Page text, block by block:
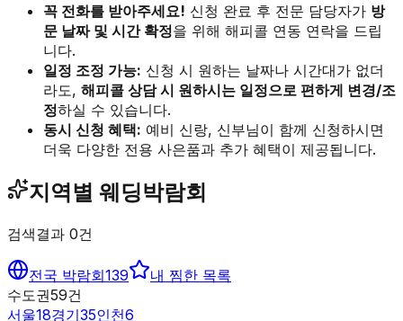
꼭 전화를 받아주세요! 신청 완료 후 전문 담당자가 방
문 날짜 및 시간 확정을 위해 해피콜 연동 연락을 드립
니다.
일정 조정 가능: 신청 시 원하는 날짜나 시간대가 없더
라도, 해피콜 상담 시 원하시는 일정으로 편하게 변경/조
정하실 수 있습니다.
동시 신청 혜택: 예비 신랑, 신부님이 함께 신청하시면
더욱 다양한 전용 사은품과 추가 혜택이 제공됩니다.
지역별 웨딩박람회
검색결과 0건
전국 박람회139
내 찜한 목록
수도권59건
서울18경기35인천6